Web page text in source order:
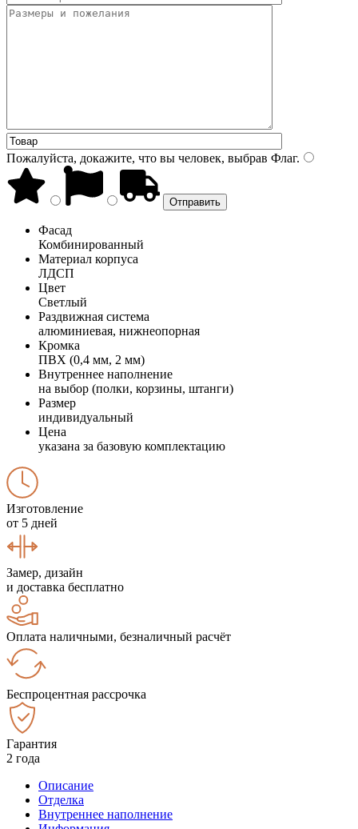
Пожалуйста, докажите, что вы человек, выбрав Флаг.
Фасад
Комбинированный
Материал корпуса
ЛДСП
Цвет
Светлый
Раздвижная система
алюминиевая, нижнеопорная
Кромка
ПВХ (0,4 мм, 2 мм)
Внутреннее наполнение
на выбор (полки, корзины, штанги)
Размер
индивидуальный
Цена
указана за базовую комплектацию
Изготовление
от 5 дней
Замер, дизайн
и доставка бесплатно
Оплата наличными, безналичный расчёт
Беспроцентная рассрочка
Гарантия
2 года
Описание
Отделка
Внутреннее наполнение